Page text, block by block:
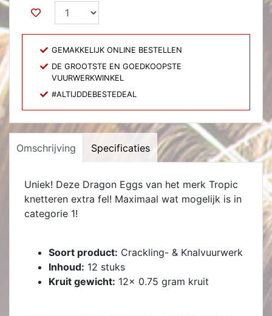
GEMAKKELIJK ONLINE BESTELLEN
DE GROOTSTE EN GOEDKOOPSTE
VUURWERKWINKEL
#ALTIJDDEBESTEDEAL
Omschrijving Specificaties
Uniek! Deze Dragon Eggs van het merk Tropic
knetteren extra fel! Maximaal wat mogelijk is in
categorie 1!
Soort product: Crackling- & Knalvuurwerk
Inhoud: 12 stuks
Kruit gewicht: 12x 0.75 gram kruit